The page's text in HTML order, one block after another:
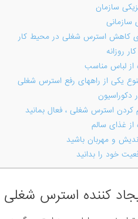
سازمان
سازمانی
کاهش استرس شغلی در محیط کار
روزانه
از لباس مناسب
یکی از راههای رفع استرس شغلی
دکوراسیون
کردن استرس شغلی ، فعال بمانید
از غذای سالم
و مهربان باشید
خود را بدانید
کننده استرس شغلی